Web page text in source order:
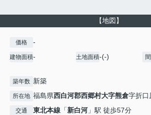
【地図】
価格 -
建物面積- 土地面積-(-)
築年数 新築
所在地 福島県西白河郡西郷村大字熊倉字折口
交通 東北本線 「新白河 」駅 徒歩57分